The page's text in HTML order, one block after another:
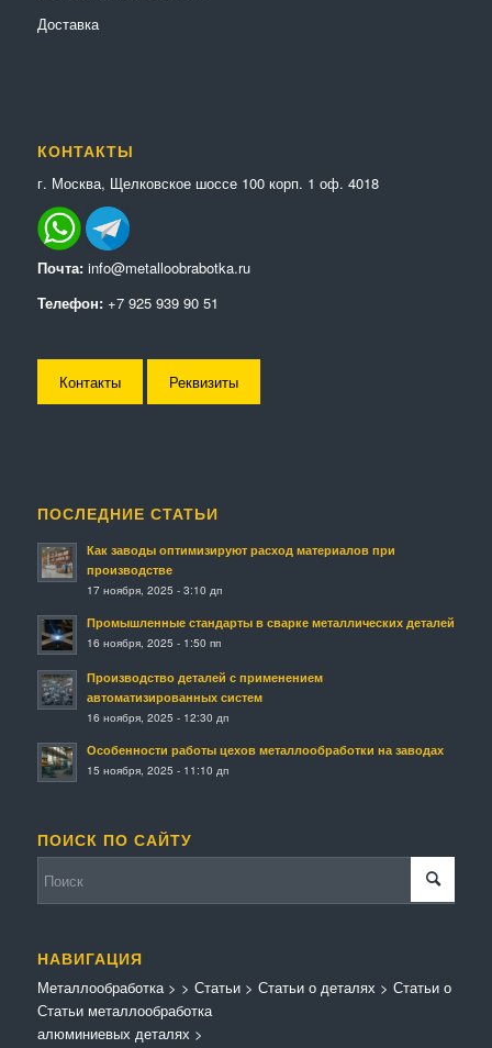
Доставка
КОНТАКТЫ
г. Москва, Щелковское шоссе 100 корп. 1 оф. 4018
Почта: info@metalloobrabotka.ru
Телефон: +7 925 939 90 51
Контакты Реквизиты
ПОСЛЕДНИЕ СТАТЬИ
Как заводы оптимизируют расход материалов при
производстве
17 ноября, 2025 - 3:10 дп
Промышленные стандарты в сварке металлических деталей
16 ноября, 2025 - 1:50 пп
Производство деталей с применением
автоматизированных систем
16 ноября, 2025 - 12:30 дп
Особенности работы цехов металлообработки на заводах
15 ноября, 2025 - 11:10 дп
ПОИСК ПО САЙТУ
НАВИГАЦИЯ
Металлообработка>
Статьи металлообработка
> Статьи> Статьи о деталях > Статьи о
алюминиевых деталях >